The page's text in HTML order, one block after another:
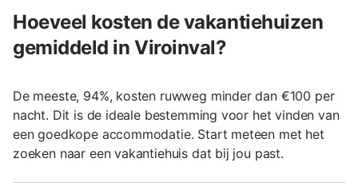
Hoeveel kosten de vakantiehuizen
gemiddeld in Viroinval?
De meeste, 94%, kosten ruwweg minder dan €100 per
nacht. Dit is de ideale bestemming voor het vinden van
een goedkope accommodatie. Start meteen met het
zoeken naar een vakantiehuis dat bij jou past.